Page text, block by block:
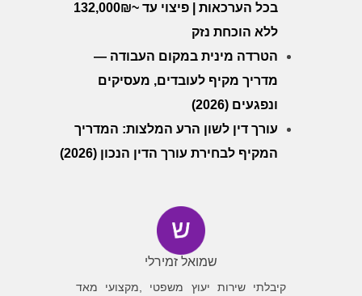
בכל הערכאות | פיצוי עד ~132,000₪
ללא הוכחת נזק
הטרדה מינית במקום העבודה —
מדריך מקיף לעובדים, מעסיקים
ונפגעים (2026)
עורך דין לשון הרע המלצות: המדריך
המקיף לבחירת עורך הדין הנכון (2026)
שמואל זמירלי
קיבלתי שירות יעוץ משפטי ,מקצועי מאד